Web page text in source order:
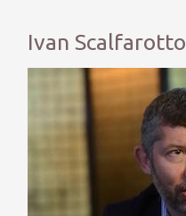
Ivan Scalfarotto